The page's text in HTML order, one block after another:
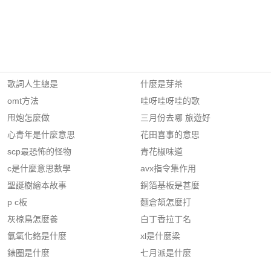
歌詞人生總是
omt方法
甩炮怎麼做
心青年是什麼意思
scp最恐怖的怪物
c是什麼意思數學
聖誕樹繪本故事
p c板
灰椋鳥怎麼養
氫氧化鉻是什麼
錶圈是什麼
什麼是芽茶
哇呀哇呀哇的歌
三月份去哪 旅遊好
花田喜事的意思
青花椒味道
avx指令集作用
銅箔基板是甚麼
麵倉頡怎麼打
白丁香拉丁名
xl是什麼梁
七月派是什麼